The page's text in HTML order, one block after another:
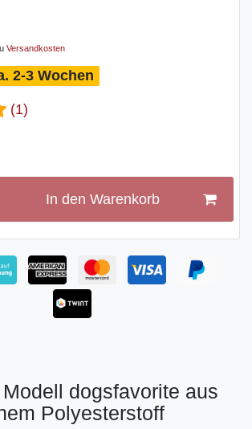
Versandkosten
2-3 Wochen
(1)
In den Warenkorb
dogsfavorite aus
Polyesterstoff